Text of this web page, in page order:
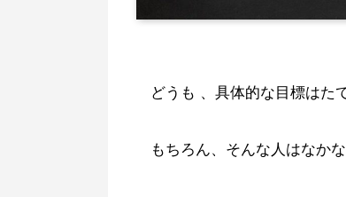
どうも 、具体的な目標はた
もちろん、そんな人はなか